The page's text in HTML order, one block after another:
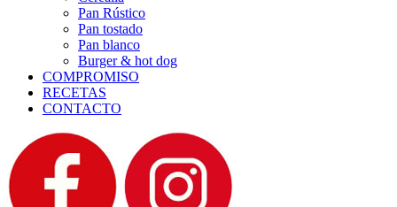
Pan Rústico
Pan tostado
Pan blanco
Burger & hot dog
COMPROMISO
RECETAS
CONTACTO